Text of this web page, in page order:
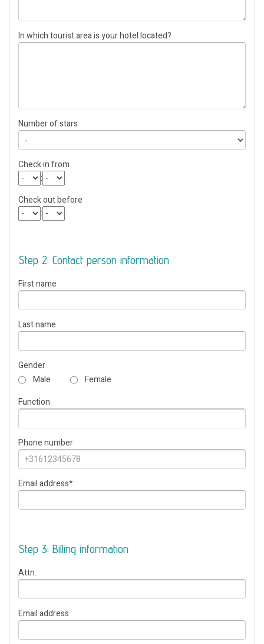
In which tourist area is your hotel located?
Number of stars
Check in from
:
Check out before
:
Step 2: Contact person information
First name
Last name
Gender
Male
Female
Function
Phone number
Email address*
Step 3: Billing information
Attn.
Email address